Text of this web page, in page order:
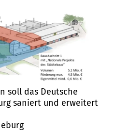
soll das Deutsche
saniert und erweitert